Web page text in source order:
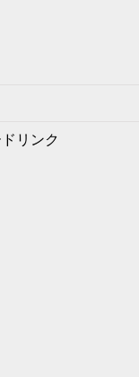
リンク